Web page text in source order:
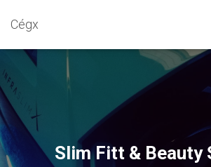
Cégx
Slim Fitt & Beauty